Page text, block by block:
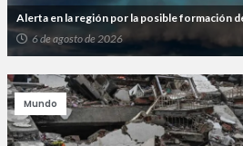
Alerta en la región por la posible formación
6 de agosto de 2026
Mundo